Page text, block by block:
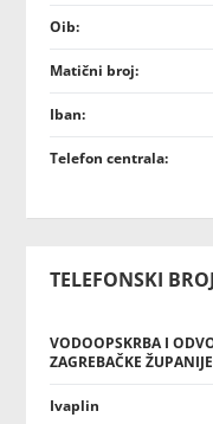
Oib:
Matični broj:
Iban:
Telefon centrala:
TELEFONSKI
VODOOPSKRBA I
ZAGREBAČKE
Ivaplin